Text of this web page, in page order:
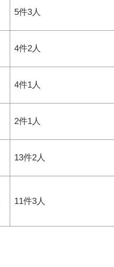
5件3人
4件2人
4件1人
2件1人
13件2人
11件3人